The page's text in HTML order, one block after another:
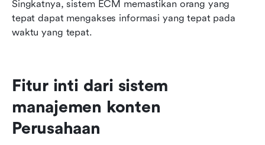
Singkatnya, sistem ECM memastikan orang yang
tepat dapat mengakses informasi yang tepat pada
waktu yang tepat.
Fitur inti dari sistem
manajemen konten
Perusahaan